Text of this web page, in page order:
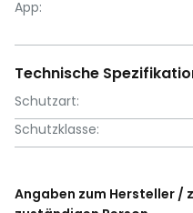
App:
Technische
Schutzart:
Schutzklasse:
Angaben zum Hersteller /